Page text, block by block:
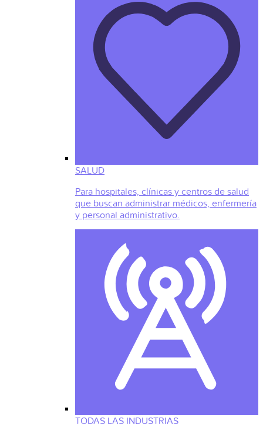
SALUD
Para hospitales, clínicas y centros de salud
que buscan administrar médicos, enfermería
y personal administrativo.
TODAS LAS INDUSTRIAS